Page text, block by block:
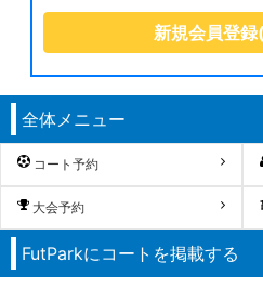
全体メニュー
コート予約
大会予約
FutParkにコートを掲載する